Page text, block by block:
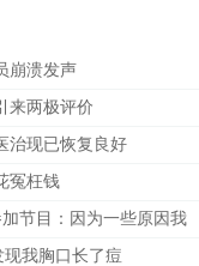
崩溃发声
来两极评价
治现已恢复良好
冤枉钱
节目：因为一些原因我
我胸口长了痘